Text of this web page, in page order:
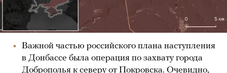
Важной частью российского плана наступления
в Донбассе была операция по захвату города
Доброполья к северу от Покровска. Очевидно,